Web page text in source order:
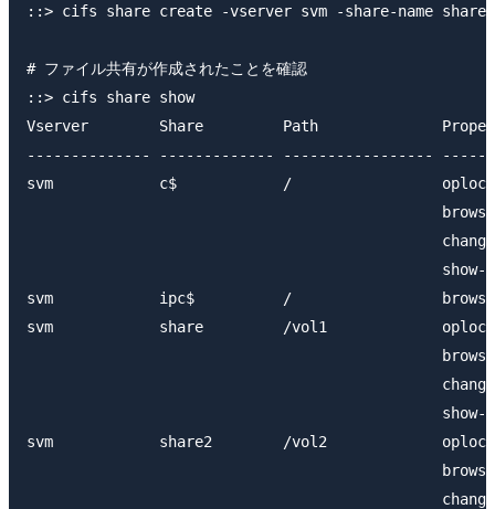
::> cifs share create -vserver svm -share-name
# ファイル共有が作成されたことを確認
::> cifs share show
Vserver        Share         Path
-------------- ------------- -----------------
svm            c$            /                 oplocks
show-
svm            ipc$          /
svm            share         /vol1
show-
svm            share2        /vol2